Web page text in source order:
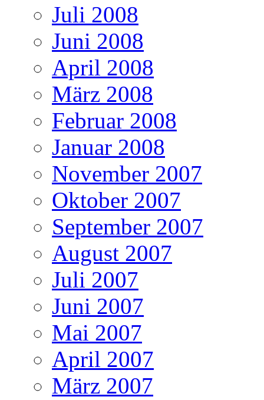
Juli 2008
Juni 2008
April 2008
März 2008
Februar 2008
Januar 2008
November 2007
Oktober 2007
September 2007
August 2007
Juli 2007
Juni 2007
Mai 2007
April 2007
März 2007